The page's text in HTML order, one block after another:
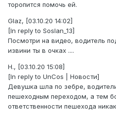
торопится помочь ей.
Glaz, [03.10.20 14:02]
[In reply to Soslan_13]
Посмотри на видео, водитель
извини ты в очках ....
Н., [03.10.20 15:08]
[In reply to UnCos | Новости]
Девушка шла по зебре,
пешеходным переходом, а тем
ответственности пешехода